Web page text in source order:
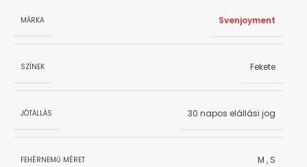
MÁRKA Svenjoyment
SZÍNEK Fekete
JÓTÁLLÁS 30 napos elállási jog
FEHÉRNEMŰ MÉRET M , S